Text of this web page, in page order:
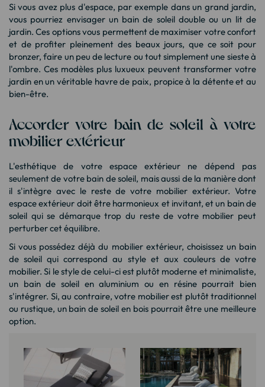
Si vous avez plus d'espace, par exemple dans un grand jardin,
vous pourriez envisager un bain de soleil double ou un lit de
jardin. Ces options vous permettent de maximiser votre confort
et de profiter pleinement des beaux jours, que ce soit pour
bronzer, faire un peu de lecture ou tout simplement une sieste à
l'ombre. Ces modèles plus luxueux peuvent transformer votre
jardin en un véritable havre de paix, propice à la détente et au
bien-être.
Accorder votre bain de soleil à votre
mobilier extérieur
L'esthétique de votre espace extérieur ne dépend pas
seulement de votre bain de soleil, mais aussi de la manière dont
il s'intègre avec le reste de votre mobilier extérieur. Votre
espace extérieur doit être harmonieux et invitant, et un bain de
soleil qui se démarque trop du reste de votre mobilier peut
perturber cet équilibre.
Si vous possédez déjà du mobilier extérieur, choisissez un bain
de soleil qui correspond au style et aux couleurs de votre
mobilier. Si le style de celui-ci est plutôt moderne et minimaliste,
un bain de soleil en aluminium ou en résine pourrait bien
s'intégrer. Si, au contraire, votre mobilier est plutôt traditionnel
ou rustique, un bain de soleil en bois pourrait être une meilleure
option.